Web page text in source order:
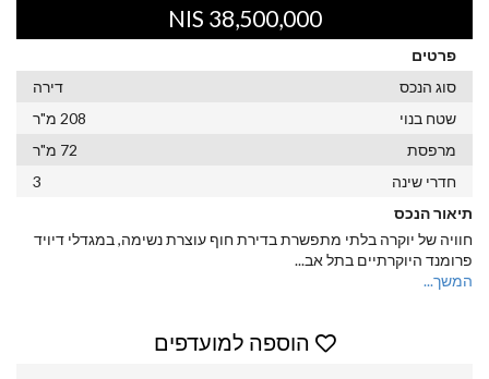
38,500,000 NIS
פרטים
סוג הנכס
דירה
שטח בנוי
208 מ"ר
מרפסת
72 מ"ר
חדרי שינה
3
תיאור הנכס
חוויה של יוקרה בלתי מתפשרת בדירת חוף עוצרת נשימה, במגדלי דיויד
פרומנד היוקרתיים בתל אב...
המשך...
הוספה למועדפים